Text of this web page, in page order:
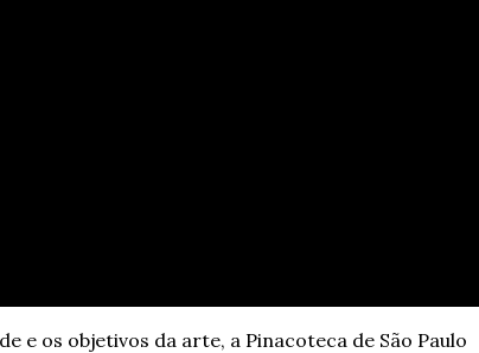
e os objetivos da arte, a Pinacoteca de São Paulo